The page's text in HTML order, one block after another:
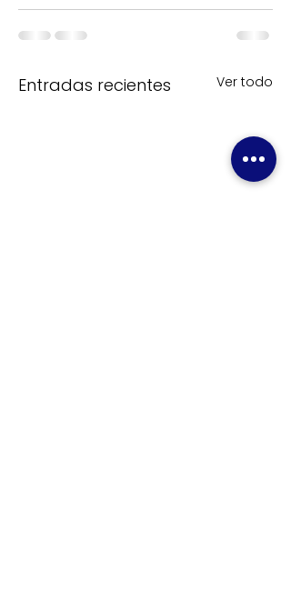
Entradas recientes Ver todo